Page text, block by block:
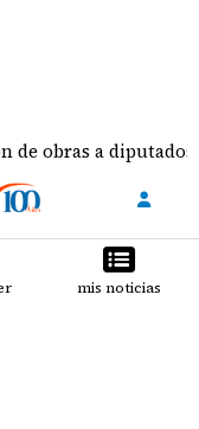
a diputados
mis noticias